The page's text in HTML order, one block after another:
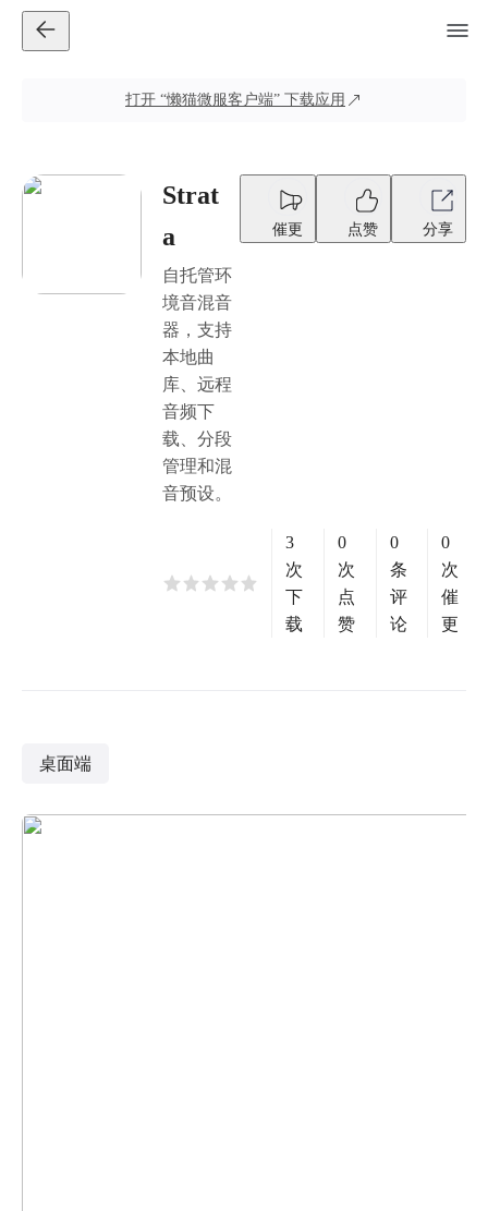
打开 “懒猫微服客户端” 下载应用
Strat
a
自托管环
境音混音
器，支持
本地曲
库、远程
音频下
载、分段
管理和混
音预设。
催更 点赞 分享
3
次
下
载
0
次
点
赞
0
条
评
论
0
次
催
更
桌面端